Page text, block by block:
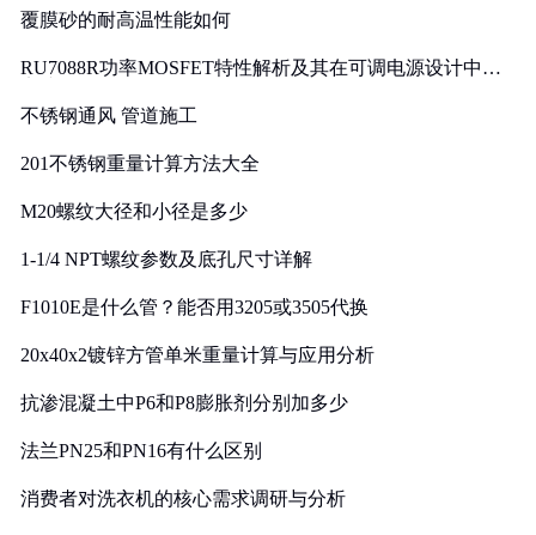
覆膜砂的耐高温性能如何
RU7088R功率MOSFET特性解析及其在可调电源设计中的
不锈钢通风 管道施工
201不锈钢重量计算方法大全
M20螺纹大径和小径是多少
1-1/4 NPT螺纹参数及底孔尺寸详解
F1010E是什么管？能否用3205或3505代换
20x40x2镀锌方管单米重量计算与应用分析
抗渗混凝土中P6和P8膨胀剂分别加多少
法兰PN25和PN16有什么区别
消费者对洗衣机的核心需求调研与分析